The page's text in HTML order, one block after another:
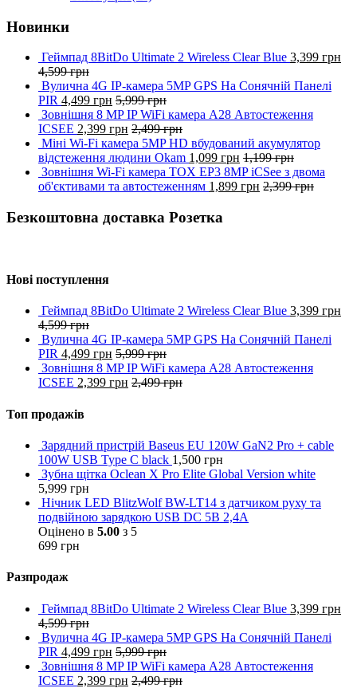
Новинки
Геймпад 8BitDo Ultimate 2 Wireless Clear Blue 3,399 грн
4,599грн
Вулична 4G IP-камера 5MP GPS На Сонячній Панелі
PIR 4,499 грн 5,999грн
Зовнішня 8 MP IP WiFi камера A28 Автостеження
ICSEE 2,399 грн 2,499грн
Міні Wi-Fi камера 5MP HD вбудований акумулятор
відстеження людини Okam 1,099 грн 1,199грн
Зовнішня Wi-Fi камера TOX EP3 8MP iCSee з двома
об'єктивами та автостеженням 1,899 грн 2,399грн
Безкоштовна доставка Розетка
Нові поступлення
Геймпад 8BitDo Ultimate 2 Wireless Clear Blue 3,399 грн
4,599грн
Вулична 4G IP-камера 5MP GPS На Сонячній Панелі
PIR 4,499 грн 5,999грн
Зовнішня 8 MP IP WiFi камера A28 Автостеження
ICSEE 2,399 грн 2,499грн
Топ продажів
Зарядний пристрій Baseus EU 120W GaN2 Pro + cable
100W USB Type C black 1,500 грн
Зубна щітка Oclean X Pro Elite Global Version white
5,999 грн
Нічник LED BlitzWolf BW-LT14 з датчиком руху та
подвійною зарядкою USB DC 5В 2,4А
Оцінено в 5.00 з 5
699 грн
Разпродаж
Геймпад 8BitDo Ultimate 2 Wireless Clear Blue 3,399 грн
4,599грн
Вулична 4G IP-камера 5MP GPS На Сонячній Панелі
PIR 4,499 грн 5,999грн
Зовнішня 8 MP IP WiFi камера A28 Автостеження
ICSEE 2,399 грн 2,499грн